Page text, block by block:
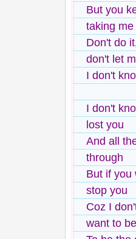
But you
taking
Don't do
don't let
I don't
I don't
lost you
And all
through
But if you
stop you
Coz I
want to be